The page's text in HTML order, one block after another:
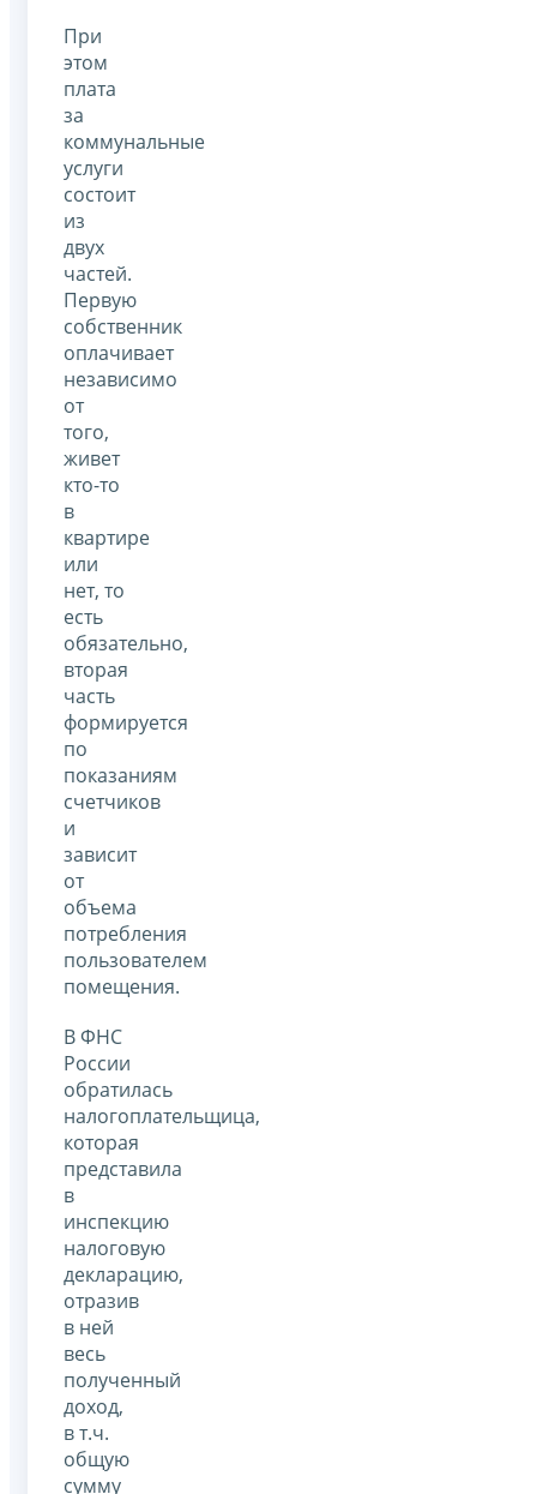
При
этом
плата
за
коммунальные
услуги
состоит
из
двух
частей.
Первую
собственник
оплачивает
независимо
от
того,
живет
кто-то
в
квартире
или
нет, то
есть
обязательно,
вторая
часть
формируется
по
показаниям
счетчиков
и
зависит
от
объема
потребления
пользователем
помещения.
В ФНС
России
обратилась
налогоплательщица,
которая
представила
в
инспекцию
налоговую
декларацию,
отразив
в ней
весь
полученный
доход,
в т.ч.
общую
сумму